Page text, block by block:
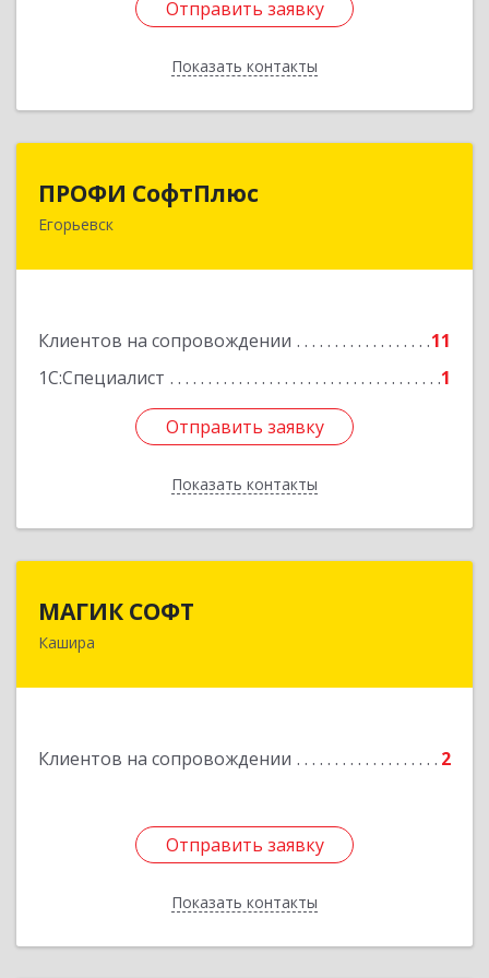
Отправить заявку
Показать контакты
Отправить заявку
Назад
ПРОФИ СофтПлюс
Егорьевск
Клиентов на сопровождении
11
1С:Специалист
1
Отправить заявку
Показать контакты
Отправить заявку
Назад
МАГИК СОФТ
Кашира
Клиентов на сопровождении 2
Отправить заявку
Показать контакты
Отправить заявку
Назад